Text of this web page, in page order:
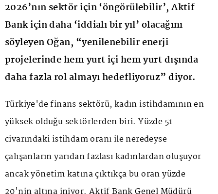
2026’nın sektör için ‘öngörülebilir’, Aktif
Bank için daha ‘iddialı bir yıl’ olacağını
söyleyen Oğan, “yenilenebilir enerji
projelerinde hem yurt içi hem yurt dışında
daha fazla rol almayı hedefliyoruz” diyor.
Türkiye'de finans sektörü, kadın istihdamının en
yüksek olduğu sektörlerden biri. Yüzde 51
civarındaki istihdam oranı ile neredeyse
çalışanların yarıdan fazlası kadınlardan oluşuyor
ancak yönetim katına çıktıkça bu oran yüzde